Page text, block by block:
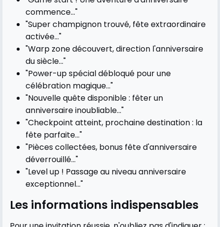
commence..."
"Super champignon trouvé, fête extraordinaire
activée..."
"Warp zone découvert, direction l'anniversaire
du siècle..."
"Power-up spécial débloqué pour une
célébration magique..."
"Nouvelle quête disponible : fêter un
anniversaire inoubliable..."
"Checkpoint atteint, prochaine destination : la
fête parfaite..."
"Pièces collectées, bonus fête d'anniversaire
déverrouillé..."
"Level up ! Passage au niveau anniversaire
exceptionnel..."
Les informations indispensables